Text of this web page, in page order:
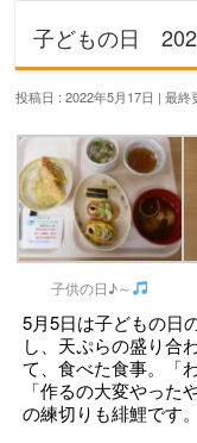
子どもの日
投稿日 : 2022年5月17日 最終
子供の日♪～
5月5日は子どもの日
し、天ぷらの盛り合
て、食べた食事。「
「作るの大変やっ
の練切りも緋鯉です